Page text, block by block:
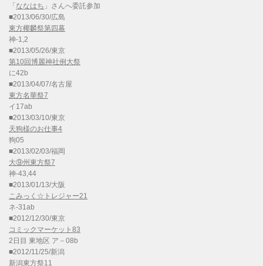
「 ななはち 」さんへ委託参加
■2013/06/30/広島
東方椰麟祭第四幕
神-1,2
■2013/05/26/東京
第10回博麗神社例大祭
に42b
■2013/04/07/名古屋
東方名華祭7
イ17ab
■2013/03/10/東京
天狗様のお仕事4
狗05
■2013/02/03/福岡
大⑨州東方祭7
神-43,44
■2013/01/13/大阪
こみっく☆トレジャー21
ネ-31ab
■2012/12/30/東京
コミックマーケット83
2日目 東地区 ア－08b
■2012/11/25/新潟
新潟東方祭11